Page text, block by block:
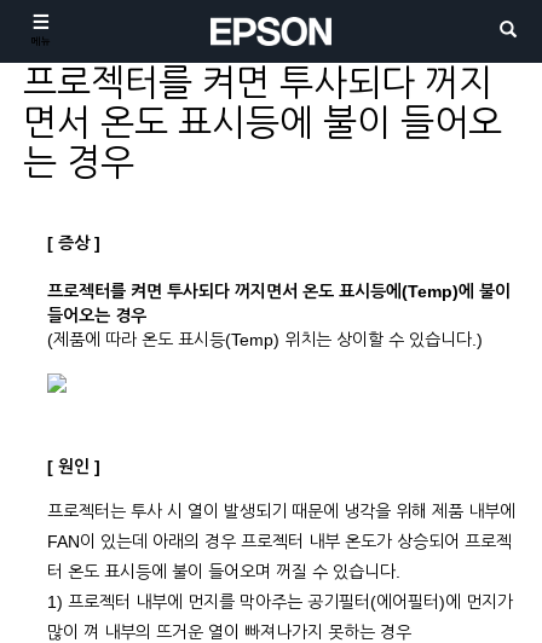
메뉴
프로젝터를 켜면 투사되다 꺼지
면서 온도 표시등에 불이 들어오
는 경우
[ 증상 ]
프로젝터를 켜면 투사되다 꺼지면서 온도 표시등에(Temp)에 불이
들어오는 경우
(제품에 따라 온도 표시등(Temp) 위치는 상이할 수 있습니다.)
[ 원인 ]
프로젝터는 투사 시 열이 발생되기 때문에 냉각을 위해 제품 내부에
FAN이 있는데 아래의 경우 프로젝터 내부 온도가 상승되어 프로젝
터 온도 표시등에 불이 들어오며 꺼질 수 있습니다.
1) 프로젝터 내부에 먼지를 막아주는 공기필터(에어필터)에 먼지가
많이 껴 내부의 뜨거운 열이 빠져나가지 못하는 경우